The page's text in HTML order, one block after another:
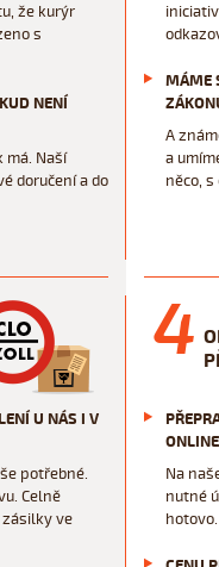
že kurýr
s
NENÍ
má. Naší
doručení a do
MÁME
A
a
něco,
U NÁS I V
potřebné.
Celně
ve
4
Na
nutné
hotovo.